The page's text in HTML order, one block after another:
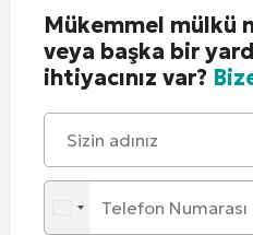
Mükemmel mülkü
veya başka bir
ihtiyacınız var?